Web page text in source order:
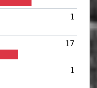
1
17
1